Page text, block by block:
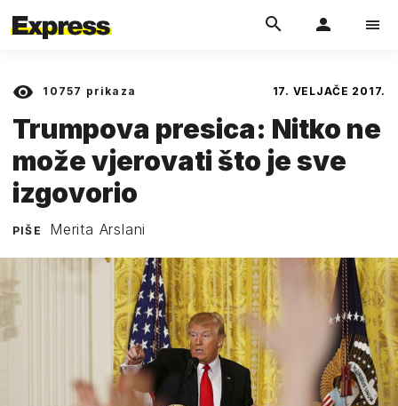
10757 prikaza 17. VELJAČE 2017.
Trumpova presica: Nitko ne
može vjerovati što je sve
izgovorio
PIŠE Merita Arslani